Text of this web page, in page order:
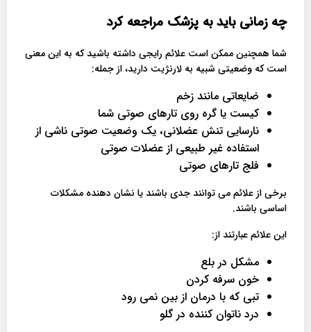
چه زمانی باید به پزشک مراجعه کرد
شما همچنین ممکن است علائم رایجی داشته باشید که به این معنی
است که وضعیتی شبیه به لارنژیت دارید، از جمله:
ضایعاتی مانند زخم
کیست یا گره روی تارهای صوتی شما
نارسایی تنش عضلانی، یک وضعیت صوتی ناشی از
استفاده غیر طبیعی از عضلات صوتی
فلج تارهای صوتی
برخی از علائم می توانند جدی باشند یا نشان دهنده مشکلات
اساسی باشند.
این علائم عبارتند از:
مشکل در بلع
خون سرفه کردن
تبی که با درمان از بین نمی رود
درد ناتوان کننده در گلو